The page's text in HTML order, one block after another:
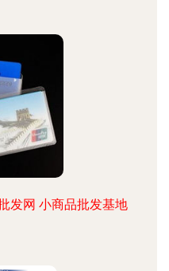
发网 小商品批发基地